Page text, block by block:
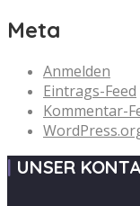
Meta
Anmelden
Eintrags-Feed
Kommentar-
UNSER